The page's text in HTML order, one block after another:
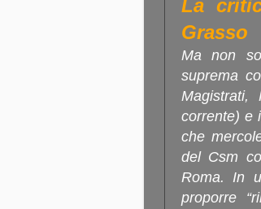
La
Grasso
Ma non
suprema
Magistrati,
corrente) e
che
del Csm
Roma. In
proporre